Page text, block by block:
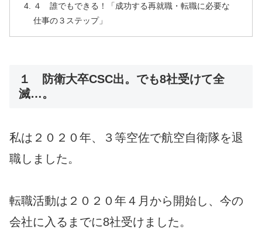
４ 誰でもできる！「成功する再就職・転職に必要な
仕事の３ステップ」
１ 防衛大卒CSC出。でも8社受けて全
滅…。
私は２０２０年、３等空佐で航空自衛隊を退
職しました。
転職活動は２０２０年４月から開始し、今の
会社に入るまでに8社受けました。